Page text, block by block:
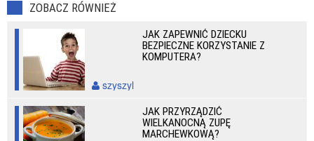
ZOBACZ RÓWNIEŻ
JAK ZAPEWNIĆ DZIECKU
BEZPIECZNE KORZYSTANIE Z
KOMPUTERA?
szyszyl
JAK PRZYRZĄDZIĆ
WIELKANOCNĄ ZUPĘ
MARCHEWKOWĄ?